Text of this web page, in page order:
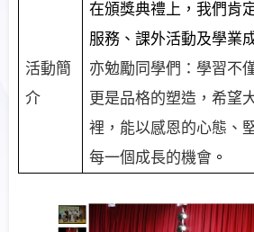
活動簡
介
在頒獎典禮上，我們肯
服務、課外活動及學業
亦勉勵同學們：學習不
更是品格的塑造，希望
裡，能以感恩的心態、
每一個成長的機會 。